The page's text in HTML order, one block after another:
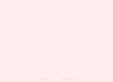
rankingi:
pozycji w